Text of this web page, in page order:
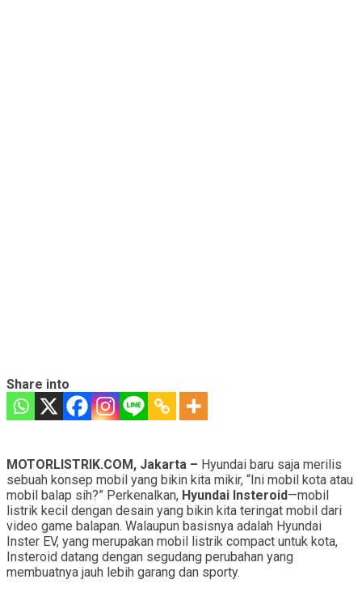
Share into
MOTORLISTRIK.COM, Jakarta – Hyundai baru saja merilis
sebuah konsep mobil yang bikin kita mikir, “Ini mobil kota atau
mobil balap sih?” Perkenalkan, Hyundai Insteroid—mobil
listrik kecil dengan desain yang bikin kita teringat mobil dari
video game balapan. Walaupun basisnya adalah Hyundai
Inster EV, yang merupakan mobil listrik compact untuk kota,
Insteroid datang dengan segudang perubahan yang
membuatnya jauh lebih garang dan sporty.